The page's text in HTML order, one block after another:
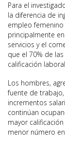
Para el
la diferencia de
empleo
principalmente
servicios y el
que el 70% de
calificación
Los hombres,
fuente de
incrementos
continúan
mayor
menor número